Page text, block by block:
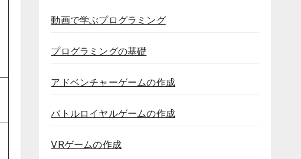
動画で学ぶプログラミング
プログラミングの基礎
アドベンチャーゲームの作成
バトルロイヤルゲームの作成
VRゲームの作成